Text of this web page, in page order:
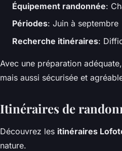
Équipement randonnée:
Périodes: Juin à septembre
Recherche itinéraires:
Avec une préparation
mais aussi sécurisée et
Itinéraires de
Découvrez les itinéraires
nature.